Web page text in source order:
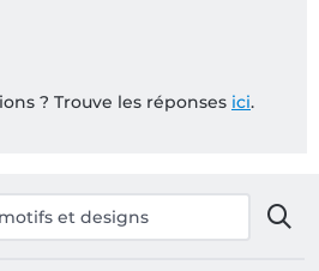
? Trouve les réponses ici.